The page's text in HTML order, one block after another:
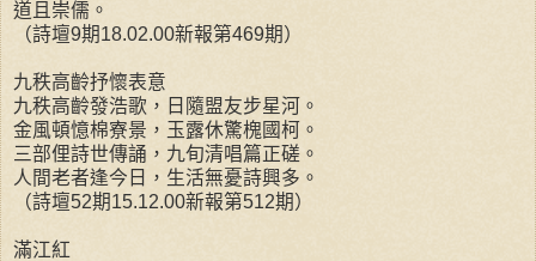
道且崇儒。
（詩壇9期18.02.00新報第469期）
九秩高齡抒懷表意
九秩高齡發浩歌，日隨盟友步星河。
金風頓憶棉寮景，玉露休驚槐國柯。
三部俚詩世傳誦，九旬清唱篇正磋。
人間老者逢今日，生活無憂詩興多。
（詩壇52期15.12.00新報第512期）
滿江紅